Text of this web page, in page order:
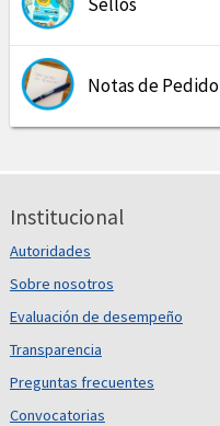
Notas de Pedido
Institucional
Autoridades
Sobre nosotros
Evaluación de desempeño
Transparencia
Preguntas frecuentes
Convocatorias